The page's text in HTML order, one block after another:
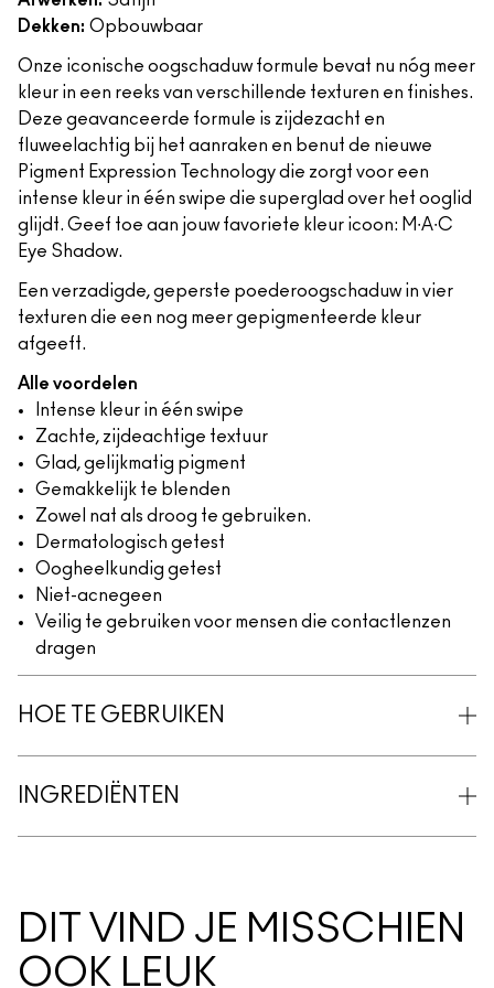
Dekken: Opbouwbaar
Onze iconische oogschaduw formule bevat nu nóg meer
kleur in een reeks van verschillende texturen en finishes.
Deze geavanceerde formule is zijdezacht en
fluweelachtig bij het aanraken en benut de nieuwe
Pigment Expression Technology die zorgt voor een
intense kleur in één swipe die superglad over het ooglid
glijdt. Geef toe aan jouw favoriete kleur icoon: M∙A∙C
Eye Shadow.
Een verzadigde, geperste poederoogschaduw in vier
texturen die een nog meer gepigmenteerde kleur
afgeeft.
Alle voordelen
Intense kleur in één swipe
Zachte, zijdeachtige textuur
Glad, gelijkmatig pigment
Gemakkelijk te blenden
Zowel nat als droog te gebruiken.
Dermatologisch getest
Oogheelkundig getest
Niet-acnegeen
Veilig te gebruiken voor mensen die contactlenzen
dragen
HOE TE GEBRUIKEN
INGREDIËNTEN
DIT VIND JE MISSCHIEN
OOK LEUK